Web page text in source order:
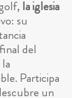
la iglesia
su
del
Participa
un